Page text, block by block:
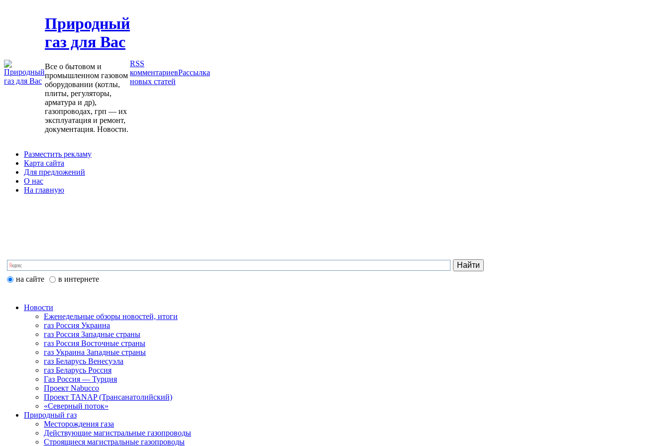
Природный
газ для Вас
Все о бытовом и
промышленном газовом
оборудовании (котлы,
плиты, регуляторы,
арматура и др),
газопроводах, грп — их
эксплуатация и ремонт,
документация. Новости.
RSS
комментариевРассылка
новых статей
Разместить рекламу
Карта сайта
Для предложений
О нас
На главную
на сайте в интернете
Новости
Еженедельные обзоры новостей, итоги
газ Россия Украина
газ Россия Западные страны
газ Россия Восточные страны
газ Украина Западные страны
газ Беларусь Венесуэла
газ Беларусь Россия
Газ Россия — Турция
Проект Nabucco
Проект TANAP (Трансанатолийский)
«Северный поток»
Природный газ
Месторождения газа
Действующие магистральные газопроводы
Строящиеся магистральные газопроводы